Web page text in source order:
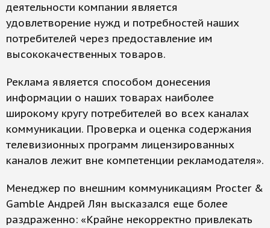
деятельности компании является
удовлетворение нужд и потребностей наших
потребителей через предоставление им
высококачественных товаров.
Реклама является способом донесения
информации о наших товарах наиболее
широкому кругу потребителей во всех каналах
коммуникации. Проверка и оценка содержания
телевизионных программ лицензированных
каналов лежит вне компетенции рекламодателя».
Менеджер по внешним коммуникациям Procter &
Gamble Андрей Лян высказался еще более
раздраженно: «Крайне некорректно привлекать